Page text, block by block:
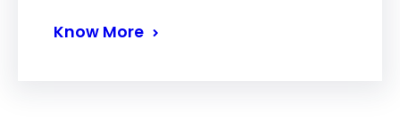
Know More